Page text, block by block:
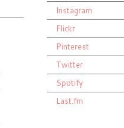
Instagram
Flickr
Pinterest
Twitter
Spotify
Last.fm